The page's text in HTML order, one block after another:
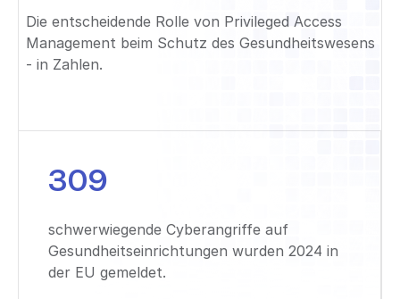
Die entscheidende Rolle von Privileged Access
Management beim Schutz des Gesundheitswesens
- in Zahlen.
309
schwerwiegende Cyberangriffe auf
Gesundheitseinrichtungen wurden 2024 in
der EU gemeldet.